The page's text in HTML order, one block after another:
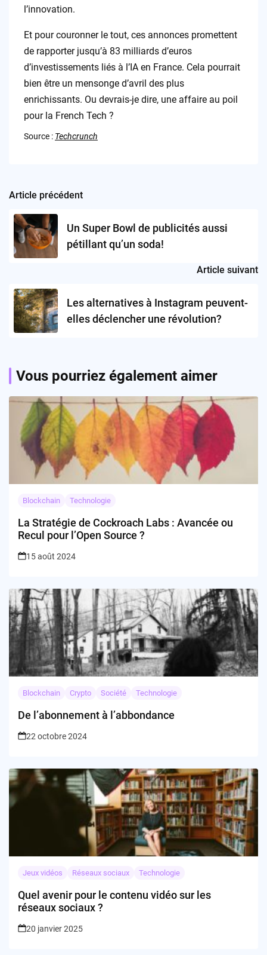
l’innovation.
Et pour couronner le tout, ces annonces promettent
de rapporter jusqu’à 83 milliards d’euros
d’investissements liés à l’IA en France. Cela pourrait
bien être un mensonge d’avril des plus
enrichissants. Ou devrais-je dire, une affaire au poil
pour la French Tech ?
Source : Techcrunch
Post
navigation
Article précédent
Un Super Bowl de publicités aussi
pétillant qu’un soda!
Article suivant
Les alternatives à Instagram peuvent-
elles déclencher une révolution?
Vous pourriez également aimer
Blockchain Technologie
La Stratégie de Cockroach Labs : Avancée ou
Recul pour l’Open Source ?
15 août 2024
Blockchain Crypto Société Technologie
De l’abonnement à l’abbondance
22 octobre 2024
Jeux vidéos Réseaux sociaux Technologie
Quel avenir pour le contenu vidéo sur les
réseaux sociaux ?
20 janvier 2025